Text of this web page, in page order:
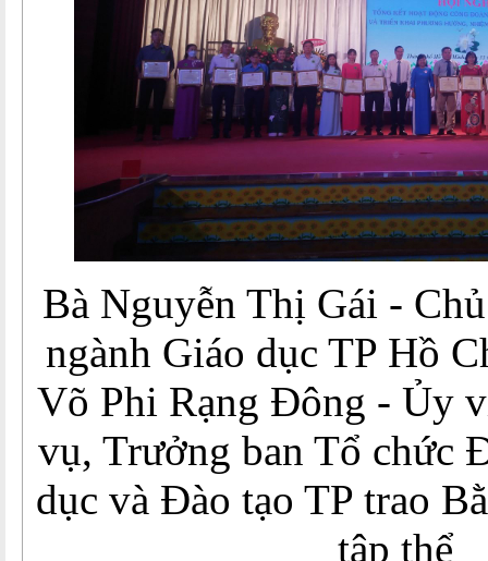
Bà Nguyễn Thị Gái -
ngành Giáo dục TP Hồ
Võ Phi Rạng Đông - Ủy
vụ, Trưởng ban Tổ chức
dục và Đào tạo TP trao
tập thể